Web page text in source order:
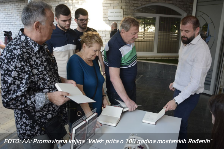
FOTO: AA: Promovirana knjiga "Velež: priča o 100 godina mostarskih Rođenih"